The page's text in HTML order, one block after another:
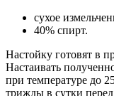
сухое
40% спирт.
Настойку готовят в
Настаивать
при температуре до
трижды в сутки